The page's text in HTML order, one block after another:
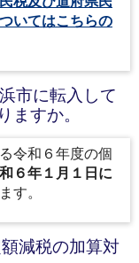
いてはこちらの
市に転入して
ますか。
令和６年度の個
６年１月１日に
す。
減税の加算対